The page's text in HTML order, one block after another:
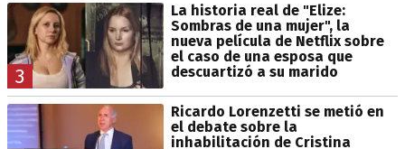
3
La historia real de "Elize:
Sombras de una mujer", la
nueva película de Netflix sobre
el caso de una esposa que
descuartizó a su marido
Ricardo Lorenzetti se metió en
el debate sobre la
inhabilitación de Cristina